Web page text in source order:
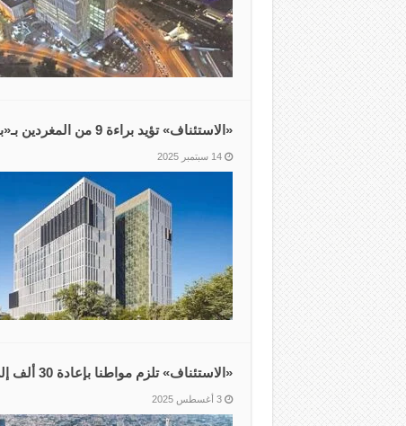
«الاستئناف» تؤيد براءة 9 من المغردين بـ‏«بصمة المويزري»
14 سبتمبر 2025
«الاستئناف» تلزم مواطنا بإعادة 30 ألف إلى طليقته
3 أغسطس 2025